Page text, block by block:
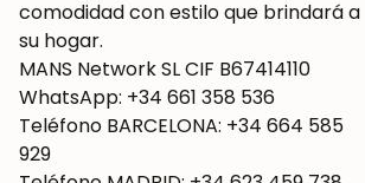
comodidad con estilo que brindará a
su hogar.
MANS Network SL CIF B67414110
WhatsApp: +34 661 358 536
Teléfono BARCELONA: +34 664 585
929